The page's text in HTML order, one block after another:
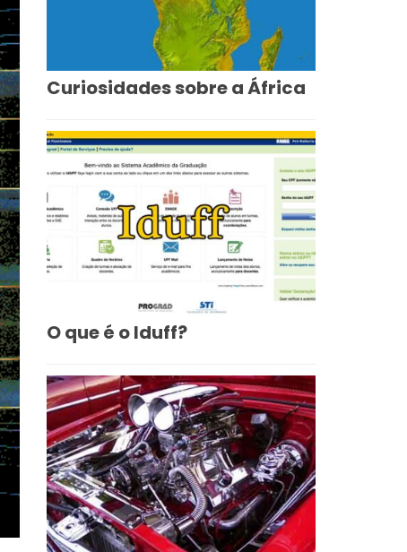
Curiosidades sobre a África
O que é o Iduff?